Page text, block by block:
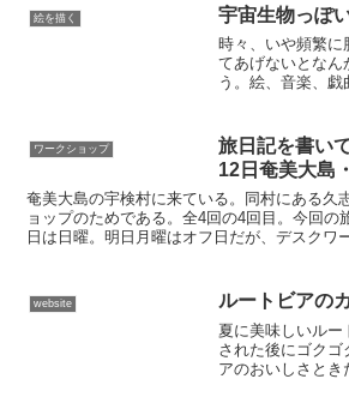
絵を描く 宇宙生物っぽ
時々、いや頻繁に
てあげないとなん
う。絵、音楽、戯
短時間。SVGで書
だ、こいつら。と
ワークショップ
旅日記を書い
12日奄美大島
奄美大島の宇検村に来ている。同村にある久
ョップのためである。全4回の4回目。今回の
日は日曜。明日月曜はオフ日だが、デスクワ
website ルートビアの
夏に美味しいルー
された後にゴク
アのおいしさと